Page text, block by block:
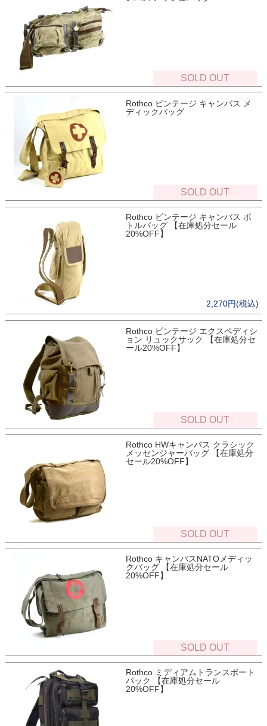
SOLD OUT
Rothco ビンテージ キャンバス メ
ディックバッグ
SOLD OUT
Rothco ビンテージ キャンバス ボ
トルバッグ 【在庫処分セール
20%OFF】
2,270円(税込)
Rothco ビンテージ エクスペディシ
ョン リュックサック 【在庫処分セ
ール20%OFF】
SOLD OUT
Rothco HWキャンバス クラシック
メッセンジャーバッグ 【在庫処分
セール20%OFF】
SOLD OUT
Rothco キャンバスNATOメディッ
クバッグ 【在庫処分セール
20%OFF】
SOLD OUT
Rothco ミディアムトランスポート
パック 【在庫処分セール
20%OFF】